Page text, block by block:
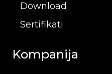
Download
Sertifikati
Kompanija